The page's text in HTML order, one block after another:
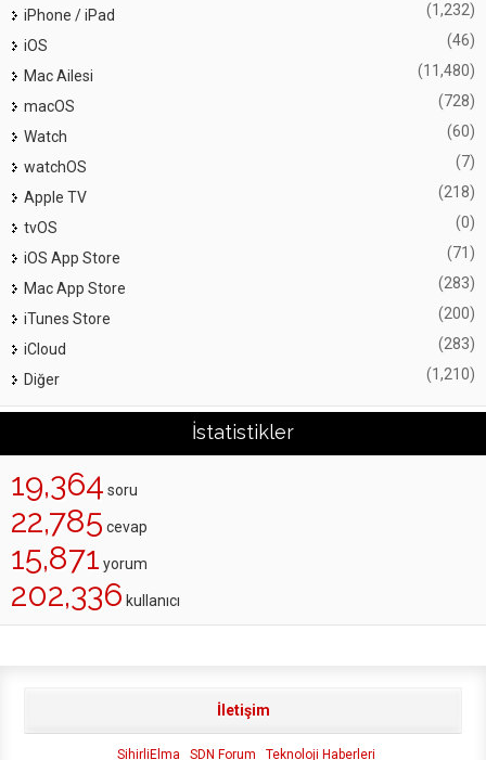
iPhone / iPad
(1,232)
iOS (46)
Mac Ailesi (11,480)
macOS (728)
Watch (60)
watchOS (7)
Apple TV (218)
tvOS (0)
iOS App Store (71)
Mac App Store (283)
iTunes Store (200)
iCloud (283)
Diğer (1,210)
İstatistikler
19,364 soru
22,785 cevap
15,871 yorum
202,336 kullanıcı
İletişim
SihirliElma SDN Forum Teknoloji Haberleri